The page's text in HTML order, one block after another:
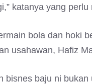
katanya yang
bola dan hoki
usahawan, Hafiz
bisnes baju ni